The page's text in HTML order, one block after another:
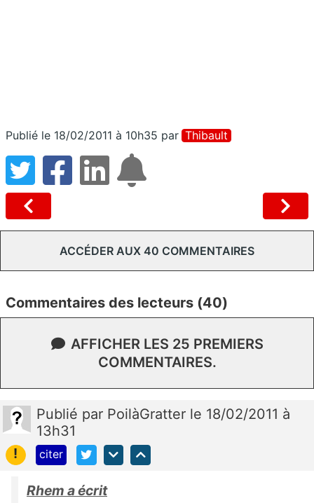
Publié le 18/02/2011 à 10h35 par Thibault
ACCÉDER AUX 40 COMMENTAIRES
Commentaires des lecteurs (40)
AFFICHER LES 25 PREMIERS
COMMENTAIRES.
Publié par PoilàGratter le 18/02/2011 à
13h31
!
citer
Rhem a écrit